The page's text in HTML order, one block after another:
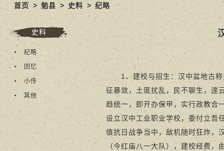
首页 >勉县 > 史料 > 纪略
史料
纪略
回忆
小传
其他
1、建校与招生：汉中盆地古称
征暴敛，土匪扰乱，民不聊生，遑
趋统一，即开办保甲，实行政教合
设立汉中工业职业学校，委付立吾
值抗日战争当中，敌机随时狂炸，
（今红庙八一大队），建校经费